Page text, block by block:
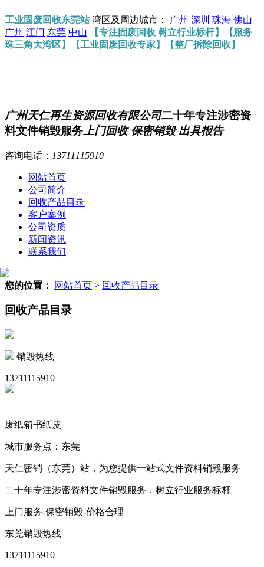
工业固废回收东莞站湾区及周边城市： 广州 深圳 珠海 佛山
广州 江门 东莞 中山
【专注固废回收 树立行业标杆】【服务
珠三角大湾区】【工业固废回收专家】【整厂拆除回收】
广州天仁再生资源回收有限公司二十年专注涉密资
料文件销毁服务 上门回收 保密销毁 出具报告
咨询电话： 13711115910
网站首页
公司简介
回收产品目录
客户案例
公司资质
新闻资讯
联系我们
您的位置： 网站首页 > 回收产品目录
回收产品目录
销毁热线
13711115910
废纸箱书纸皮
城市服务点：东莞
天仁密销（东莞）站，为您提供一站式文件资料销毁服务
二十年专注涉密资料文件销毁服务，树立行业服务标杆
上门服务-保密销毁-价格合理
东莞销毁热线
13711115910